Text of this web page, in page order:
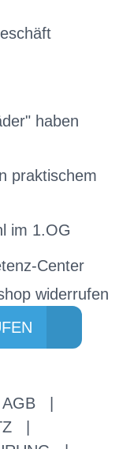
haben
praktischem
im 1.OG
Center
widerrufen
AGB